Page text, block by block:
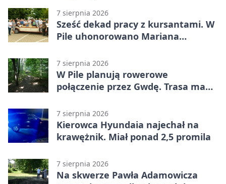
7 sierpnia 2026
Sześć dekad pracy z kursantami. W
Pile uhonorowano Mariana
7 sierpnia 2026
W Pile planują rowerowe
połączenie przez Gwdę. Trasa ma
7 sierpnia 2026
Kierowca Hyundaia najechał na
krawężnik. Miał ponad 2,5 promila
7 sierpnia 2026
Na skwerze Pawła Adamowicza